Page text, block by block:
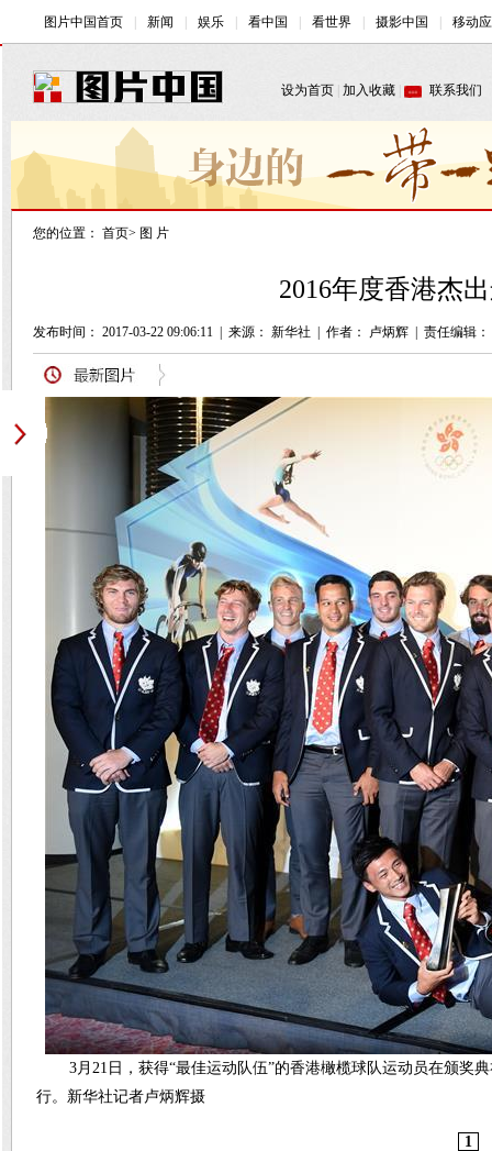
您的位置： 首页> 图 片
2016年度香港杰
发布时间： 2017-03-22 09:06:11 来源： 新华社 作者： 卢炳辉 责任编辑
3月21日，获得“最佳运动队伍”的香港橄榄球队运动员在颁奖
行。新华社记者卢炳辉摄
1